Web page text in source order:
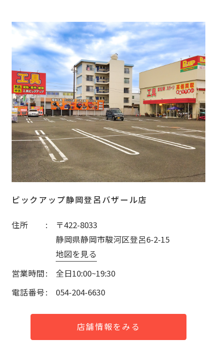
ピックアップ静岡登呂バザール店
住所
〒422-8033
静岡県静岡市駿河区登呂6-2-15
地図を見る
営業時間
全日10:00~19:30
電話番号
054-204-6630
店舗情報をみる